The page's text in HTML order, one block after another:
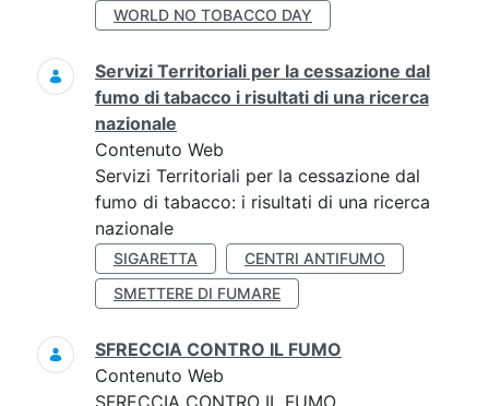
WORLD NO TOBACCO DAY
Servizi Territoriali per la cessazione dal
fumo di tabacco i risultati di una ricerca
nazionale
Contenuto Web
Servizi Territoriali per la cessazione dal
fumo di tabacco: i risultati di una ricerca
nazionale
SIGARETTA
CENTRI ANTIFUMO
SMETTERE DI FUMARE
SFRECCIA CONTRO IL FUMO
Contenuto Web
SFRECCIA CONTRO IL FUMO